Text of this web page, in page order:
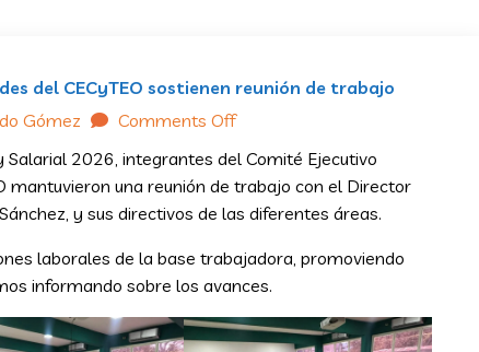
del CECyTEO sostienen reunión de trabajo
Gómez
Comments Off
Salarial 2026, integrantes del Comité Ejecutivo
mantuvieron una reunión de trabajo con el Director
y sus directivos de las diferentes áreas.
laborales de la base trabajadora, promoviendo
informando sobre los avances.